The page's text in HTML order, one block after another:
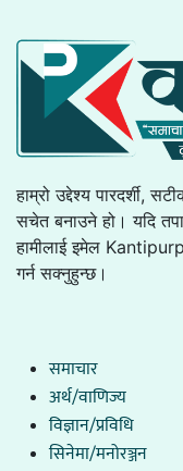
हाम्रो उद्देश्य पारदर्शी,
सचेत बनाउने हो। यदि
हामीलाई इमेल
गर्न सक्नुहुन्छ।
समाचार
अर्थ/वाणिज्य
विज्ञान/प्रविधि
सिनेमा/मनोरञ्जन